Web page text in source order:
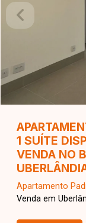
1 SUÍTE
VENDA NO
Apartamento
Venda em